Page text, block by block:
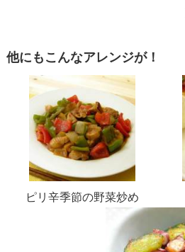
他にもこんなアレンジが！
ピリ辛季節の野菜炒め